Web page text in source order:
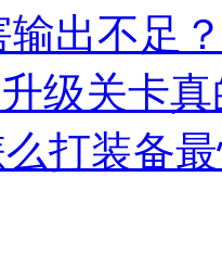
输出不足
级关卡
打装备